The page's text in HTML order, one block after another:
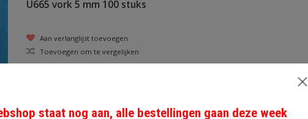
U665 vork 5 mm 100 stuks
Aan verlanglijst toevoegen
Toevoegen om te vergelijken
staat nog aan, alle bestellingen gaan deze week